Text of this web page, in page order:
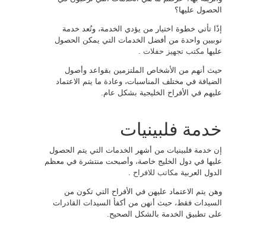
الحصول عليها؟
إذًا تأتي خطوة اختيار من يؤدي الخدمة، وتُعد خدمة
نوبيين واحدة من أفضل الخدمات التي يمكن الحصول
عليها مكتب تجهيز حفلات
حيث أنهم من الأشخاص الملتزمين بقواعد وأصول
الضيافة في مختلف المناسبات، وعادة ما يتم الاعتماد
عليهم في الأفراح الخليجية بشكل عام.
خدمة فلبينيات
إن خدمة فلبينيات من أشهر الخدمات التي يتم الحصول
عليها في دول الخليج خاصة، وأصبحت منتشرة في معظم
الدول العربية مكاتب للافراح
وهن يتم الاعتماد عليهن في الأفراح التي تكون من
السيدات فقط، حيث أنهن من أكفأ السيدات القادرات
على تطبيق الخدمة بالشكل الصحيح.